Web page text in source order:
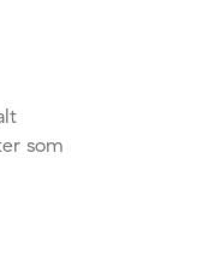
som